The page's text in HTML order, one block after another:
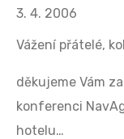
3. 4. 2006
Vážení přátelé,
děkujeme Vám
konferenci
hotelu…